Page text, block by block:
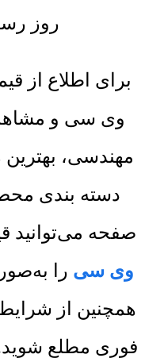
روز
برای اطلاع از
وی سی و
مهندسی،
دسته بندی
صفحه می‌توانید
وی سی را
همچنین از
فوری مطلع